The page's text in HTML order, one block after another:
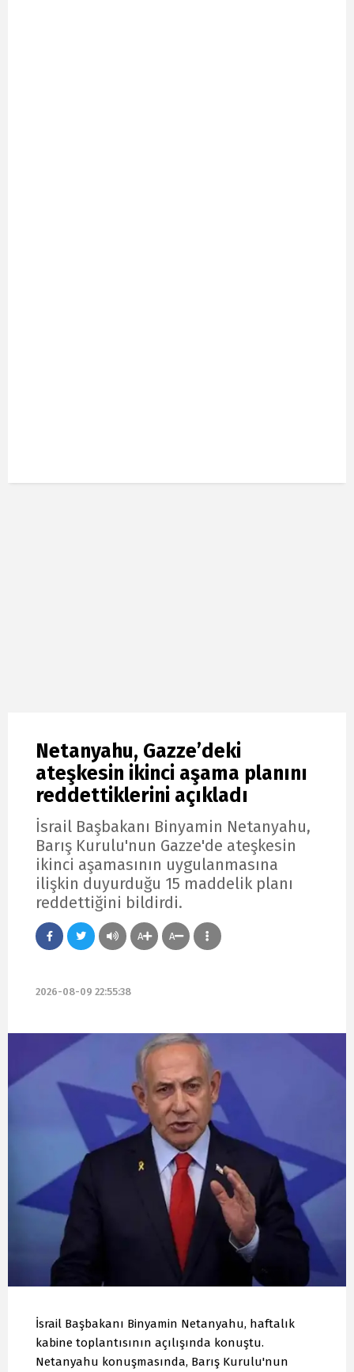
Netanyahu, Gazze’deki
ateşkesin ikinci aşama planını
reddettiklerini açıkladı
İsrail Başbakanı Binyamin Netanyahu,
Barış Kurulu'nun Gazze'de ateşkesin
ikinci aşamasının uygulanmasına
ilişkin duyurduğu 15 maddelik planı
reddettiğini bildirdi.
A A
2026-08-09 22:55:38
İsrail Başbakanı Binyamin Netanyahu, haftalık
kabine toplantısının açılışında konuştu.
Netanyahu konuşmasında, Barış Kurulu'nun